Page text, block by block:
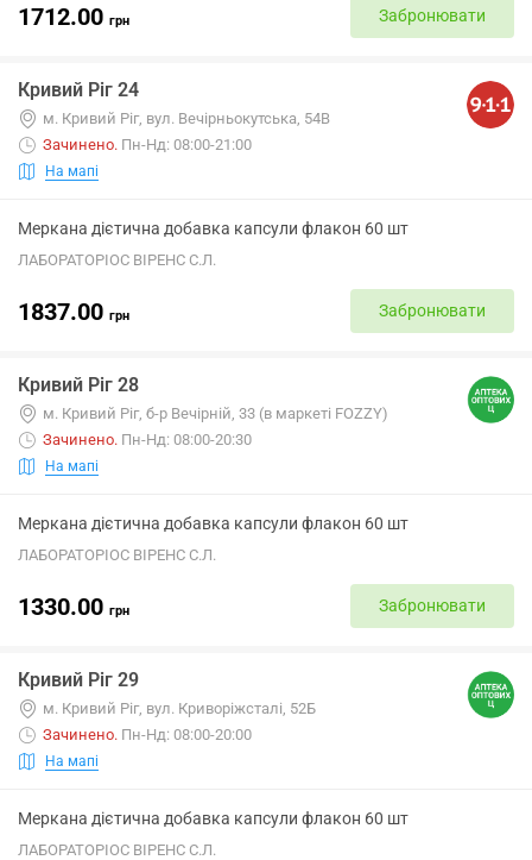
1712.00 грн Забронювати
Кривий Ріг 24
м. Кривий Ріг, вул. Вечірньокутська, 54В
Зачинено. Пн-Нд: 08:00-21:00
На мапі
Меркана дієтична добавка капсули флакон 60 шт
ЛАБОРАТОРІОС ВІРЕНС С.Л.
1837.00 грн Забронювати
Кривий Ріг 28
м. Кривий Ріг, б-р Вечірній, 33 (в маркеті FOZZY)
Зачинено. Пн-Нд: 08:00-20:30
На мапі
Меркана дієтична добавка капсули флакон 60 шт
ЛАБОРАТОРІОС ВІРЕНС С.Л.
1330.00 грн Забронювати
Кривий Ріг 29
м. Кривий Ріг, вул. Криворіжсталі, 52Б
Зачинено. Пн-Нд: 08:00-20:00
На мапі
Меркана дієтична добавка капсули флакон 60 шт
ЛАБОРАТОРІОС ВІРЕНС С.Л.